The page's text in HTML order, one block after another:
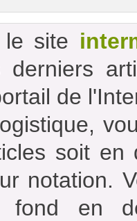
le site
de
soit en
notation.
en